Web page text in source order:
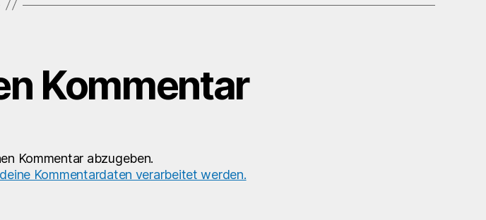
Kommentar
Kommentar abzugeben.
Kommentardaten verarbeitet werden.